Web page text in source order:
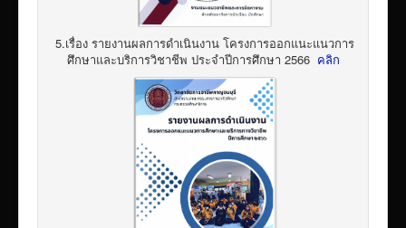
5.เรื่อง รายงานผลการดำเนินงาน โครงการออกแนะแนวการ
ศึกษาและบริการวิชาชีพ ประจำปีการศึกษา 2566 คลิก